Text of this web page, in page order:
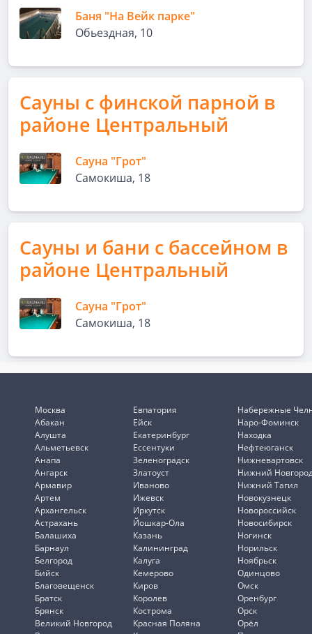
Баня "На Вейк парке"
Обьездная, 10
Сауны с финской парной в
районе Центральный
Сауна "Грот"
Самокиша, 18
Сауны и бани с бассейном в
районе Центральный
Сауна "Грот"
Самокиша, 18
Москва
Абакан
Алушта
Альметьевск
Анапа
Ангарск
Армавир
Артем
Архангельск
Астрахань
Балашиха
Барнаул
Белгород
Бийск
Благовещенск
Братск
Брянск
Великий Новгород
Евпатория
Ейск
Екатеринбург
Ессентуки
Зеленоградск
Златоуст
Иваново
Ижевск
Иркутск
Йошкар-Ола
Казань
Калининград
Калуга
Кемерово
Киров
Королев
Кострома
Красная Поляна
Набережные
Наро-Фоминск
Находка
Нефтеюганск
Нижневартовск
Нижний
Нижний Тагил
Новокузнецк
Новороссийск
Новосибирск
Ногинск
Норильск
Ноябрьск
Одинцово
Омск
Оренбург
Орск
Орёл